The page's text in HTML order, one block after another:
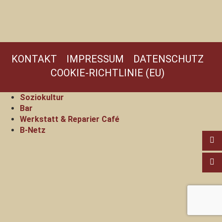
KONTAKT IMPRESSUM
DATENSCHUTZ
COOKIE-RICHTLINIE (EU)
Soziokultur
Bar
Werkstatt & Reparier Café
B-Netz